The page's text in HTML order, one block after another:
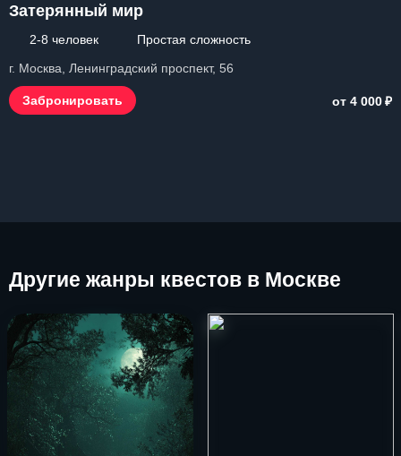
Затерянный мир
2-8 человек
Простая сложность
г. Москва, Ленинградский проспект, 56
Забронировать от 4 000₽
Другие жанры квестов в Москве